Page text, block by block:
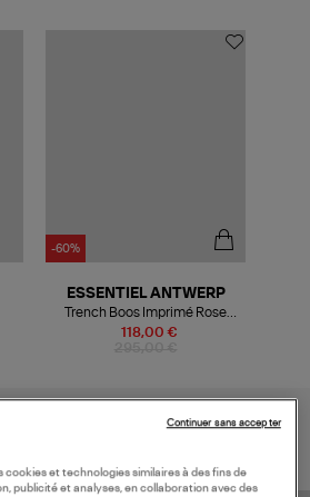
-60%
118,00 €
ESSENTIEL ANTWERP
Trench Boos Imprimé Rose
Framboise
cookies et technologies similaires à des fins de
publicité et analyses, en collaboration avec des
Continuer sans accepter